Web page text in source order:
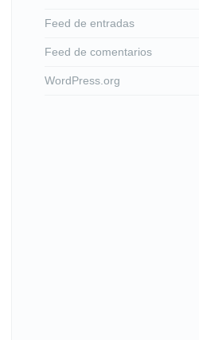
Feed de entradas
Feed de comentarios
WordPress.org